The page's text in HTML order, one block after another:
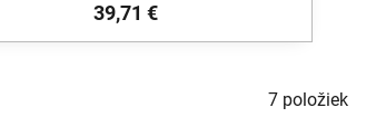
39,71 €
7 položiek